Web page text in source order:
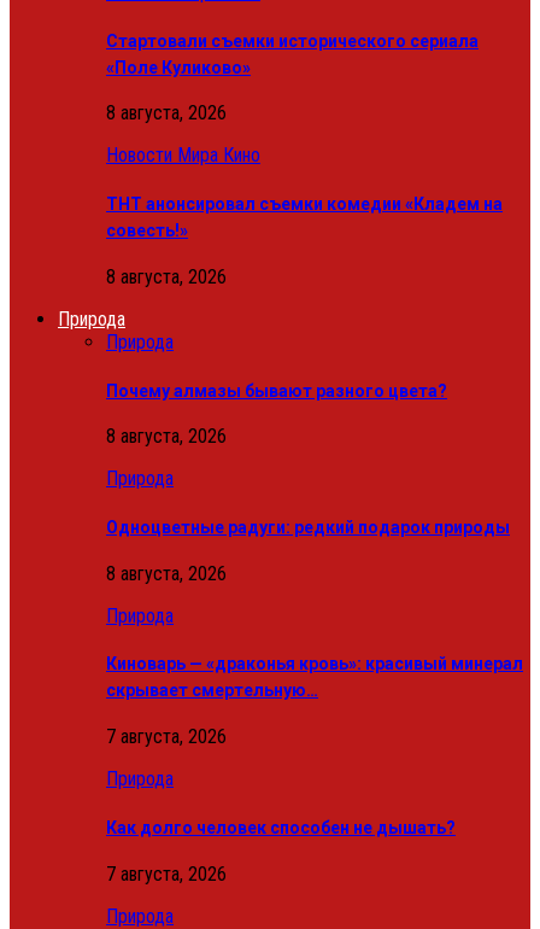
Стартовали съемки исторического сериала
«Поле Куликово»
8 августа, 2026
Новости Мира Кино
ТНТ анонсировал съемки комедии «Кладем на
совесть!»
8 августа, 2026
Природа
Природа
Почему алмазы бывают разного цвета?
8 августа, 2026
Природа
Одноцветные радуги: редкий подарок природы
8 августа, 2026
Природа
Киноварь — «драконья кровь»: красивый минерал
скрывает смертельную…
7 августа, 2026
Природа
Как долго человек способен не дышать?
7 августа, 2026
Природа